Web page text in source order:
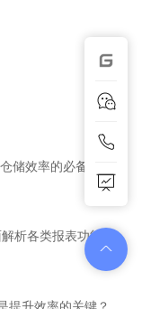
储效率的必备数据
析各类报表功能与
提升效率的关键？